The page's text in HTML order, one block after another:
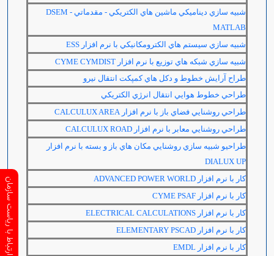
شبيه سازي ديناميكي ماشين هاي الكتريكي - مقدماتي - DSEM
MATLAB
شبيه سازي سيستم هاي الكترومكانيكي با نرم افزار ESS
شبيه سازي شبكه هاي توزيع با نرم افزار CYME CYMDIST
طراح آرايش خطوط و دكل هاي كمپكت انتقال نيرو
طراحي خطوط هوايي انتقال انرژي الكتريكي
طراحي روشنايي فضاي باز با نرم افزارCALCULUX AREA
طراحي روشنايي معابر با نرم افزار CALCULUX ROAD
طراحیو شبيه سازي روشنايي مكان هاي باز و بسته با نرم افزار
DIALUX UP
كار با نرم افزار ADVANCED POWER WORLD
كار با نرم افزار CYME PSAF
كار با نرم افزار ELECTRICAL CALCULATIONS
كار با نرم افزار ELEMENTARY PSCAD
كار با نرم افزار EMDL
ارتباط با ریاست سازمان